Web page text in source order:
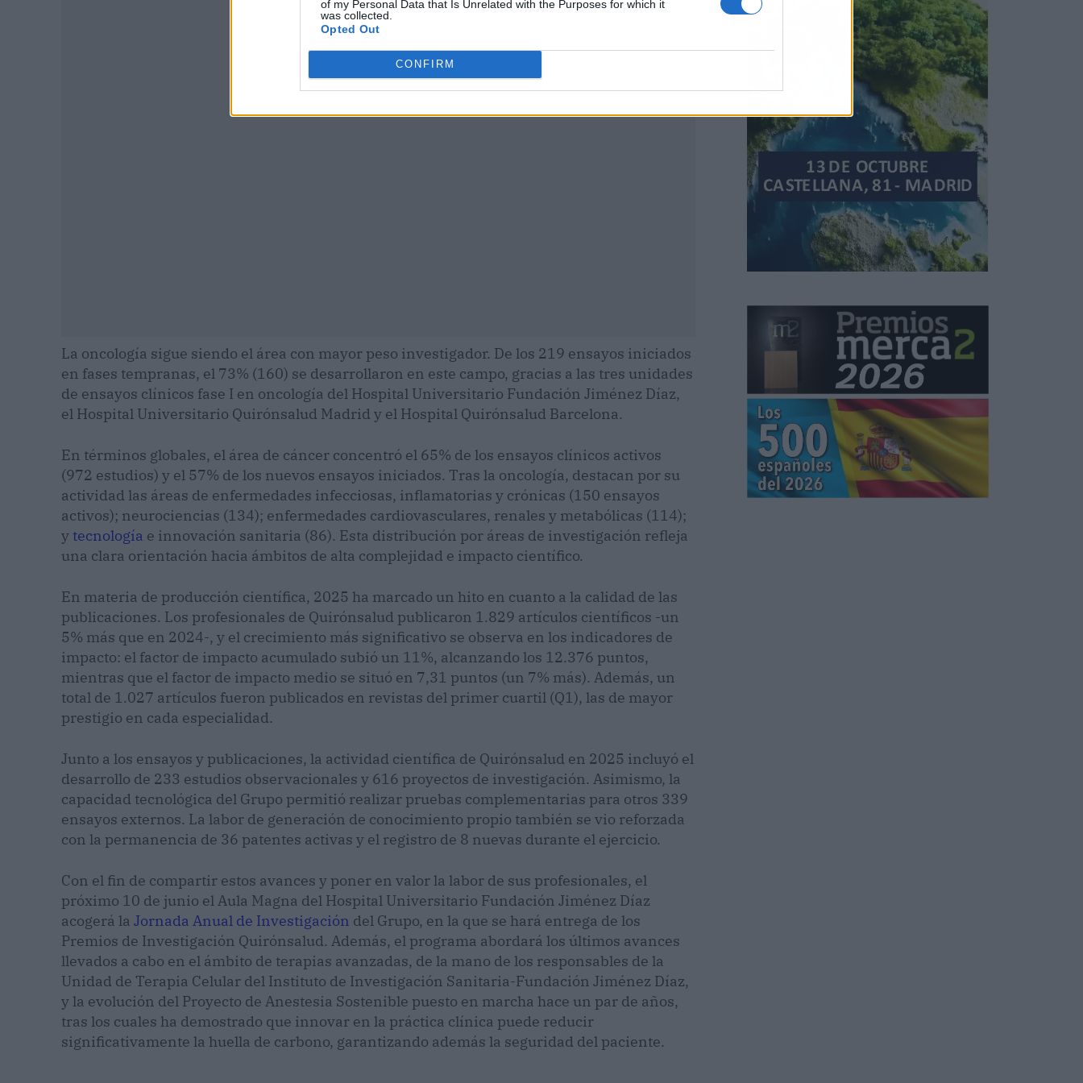
of my Personal Data that Is Unrelated with the Purposes for which it
was collected.
Opted Out
CONFIRM
Publicidad
La oncología sigue siendo el área con mayor peso investigador. De los 219 ensayos iniciados
en fases tempranas, el 73% (160) se desarrollaron en este campo, gracias a las tres unidades
de ensayos clínicos fase I en oncología del Hospital Universitario Fundación Jiménez Díaz,
el Hospital Universitario Quirónsalud Madrid y el Hospital Quirónsalud Barcelona.
En términos globales, el área de cáncer concentró el 65% de los ensayos clínicos activos
(972 estudios) y el 57% de los nuevos ensayos iniciados. Tras la oncología, destacan por su
actividad las áreas de enfermedades infecciosas, inflamatorias y crónicas (150 ensayos
activos); neurociencias (134); enfermedades cardiovasculares, renales y metabólicas (114);
y tecnología e innovación sanitaria (86). Esta distribución por áreas de investigación refleja
una clara orientación hacia ámbitos de alta complejidad e impacto científico.
En materia de producción científica, 2025 ha marcado un hito en cuanto a la calidad de las
publicaciones. Los profesionales de Quirónsalud publicaron 1.829 artículos científicos -un
5% más que en 2024-, y el crecimiento más significativo se observa en los indicadores de
impacto: el factor de impacto acumulado subió un 11%, alcanzando los 12.376 puntos,
mientras que el factor de impacto medio se situó en 7,31 puntos (un 7% más). Además, un
total de 1.027 artículos fueron publicados en revistas del primer cuartil (Q1), las de mayor
prestigio en cada especialidad.
Junto a los ensayos y publicaciones, la actividad científica de Quirónsalud en 2025 incluyó el
desarrollo de 233 estudios observacionales y 616 proyectos de investigación. Asimismo, la
capacidad tecnológica del Grupo permitió realizar pruebas complementarias para otros 339
ensayos externos. La labor de generación de conocimiento propio también se vio reforzada
con la permanencia de 36 patentes activas y el registro de 8 nuevas durante el ejercicio.
Con el fin de compartir estos avances y poner en valor la labor de sus profesionales, el
próximo 10 de junio el Aula Magna del Hospital Universitario Fundación Jiménez Díaz
acogerá la Jornada Anual de Investigación del Grupo, en la que se hará entrega de los
Premios de Investigación Quirónsalud. Además, el programa abordará los últimos avances
llevados a cabo en el ámbito de terapias avanzadas, de la mano de los responsables de la
Unidad de Terapia Celular del Instituto de Investigación Sanitaria-Fundación Jiménez Díaz,
y la evolución del Proyecto de Anestesia Sostenible puesto en marcha hace un par de años,
tras los cuales ha demostrado que innovar en la práctica clínica puede reducir
significativamente la huella de carbono, garantizando además la seguridad del paciente.